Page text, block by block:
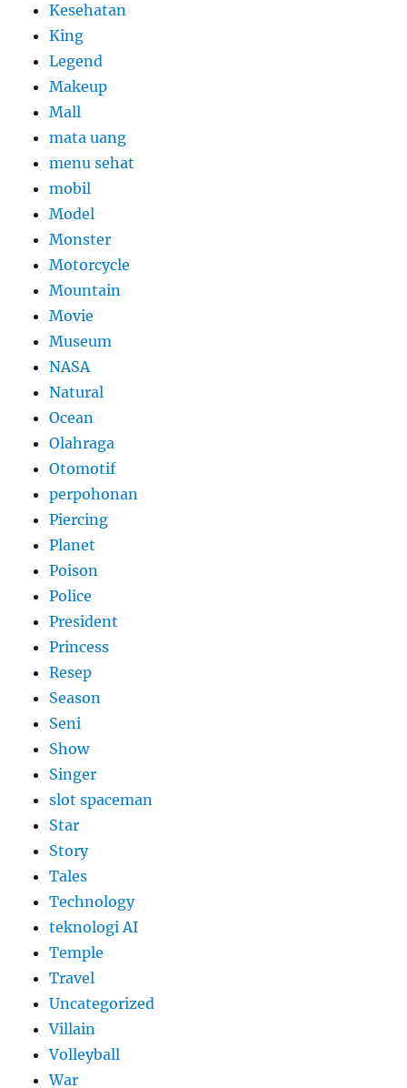
Kesehatan
King
Legend
Makeup
Mall
mata uang
menu sehat
mobil
Model
Monster
Motorcycle
Mountain
Movie
Museum
NASA
Natural
Ocean
Olahraga
Otomotif
perpohonan
Piercing
Planet
Poison
Police
President
Princess
Resep
Season
Seni
Show
Singer
slot spaceman
Star
Story
Tales
Technology
teknologi AI
Temple
Travel
Uncategorized
Villain
Volleyball
War